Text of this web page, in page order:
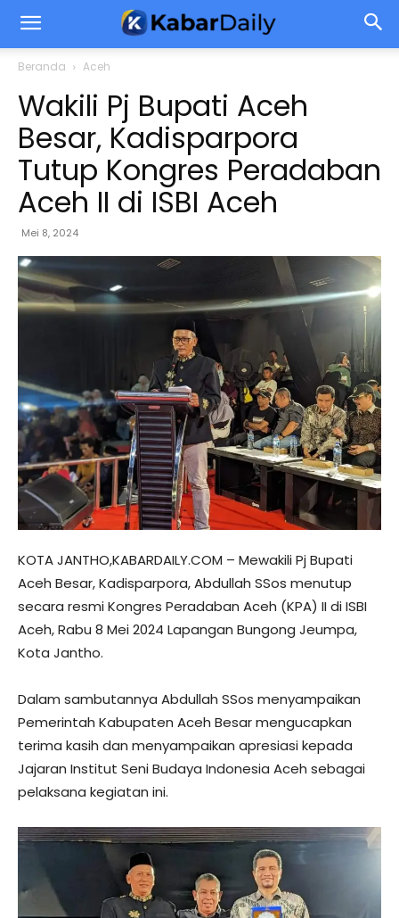
Beranda Aceh
Wakili Pj Bupati Aceh
Besar, Kadisparpora
Tutup Kongres Peradaban
Aceh II di ISBI Aceh
Mei 8, 2024
KOTA JANTHO,KABARDAILY.COM – Mewakili Pj Bupati
Aceh Besar, Kadisparpora, Abdullah SSos menutup
secara resmi Kongres Peradaban Aceh (KPA) II di ISBI
Aceh, Rabu 8 Mei 2024 Lapangan Bungong Jeumpa,
Kota Jantho.
Dalam sambutannya Abdullah SSos menyampaikan
Pemerintah Kabupaten Aceh Besar mengucapkan
terima kasih dan menyampaikan apresiasi kepada
Jajaran Institut Seni Budaya Indonesia Aceh sebagai
pelaksana kegiatan ini.